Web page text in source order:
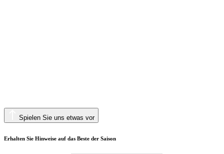
Spielen Sie uns etwas vor
Erhalten Sie Hinweise auf das Beste der Saison